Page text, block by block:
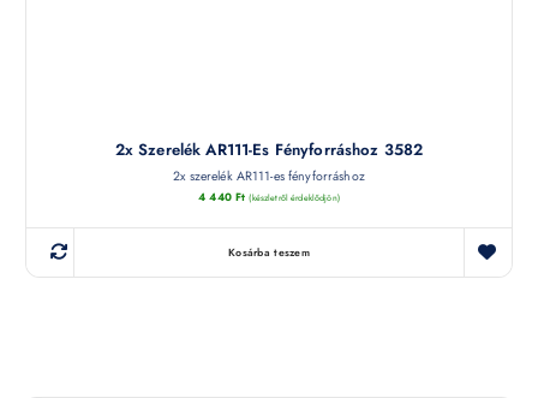
2x Szerelék AR111-Es Fényforráshoz 3582
2x szerelék AR111-es fényforráshoz
4 440 Ft (készletről érdeklődjön)
Kosárba teszem